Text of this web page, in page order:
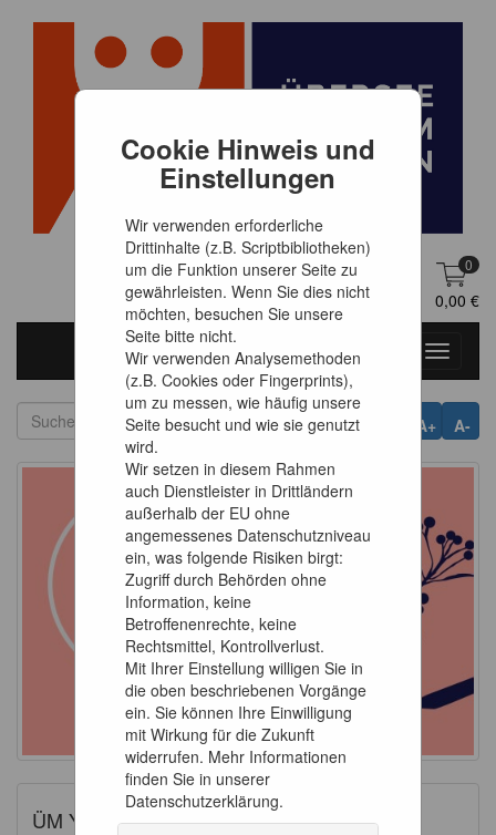
Cookie Hinweis und
Einstellungen
Wir verwenden erforderliche
Drittinhalte (z.B. Scriptbibliotheken)
um die Funktion unserer Seite zu
gewährleisten. Wenn Sie dies nicht
möchten, besuchen Sie unsere
Seite bitte nicht.
Wir verwenden Analysemethoden
(z.B. Cookies oder Fingerprints),
um zu messen, wie häufig unsere
Seite besucht und wie sie genutzt
wird.
Wir setzen in diesem Rahmen
auch Dienstleister in Drittländern
außerhalb der EU ohne
angemessenes Datenschutzniveau
ein, was folgende Risiken birgt:
Zugriff durch Behörden ohne
Information, keine
Betroffenenrechte, keine
Rechtsmittel, Kontrollverlust.
Mit Ihrer Einstellung willigen Sie in
die oben beschriebenen Vorgänge
ein. Sie können Ihre Einwilligung
mit Wirkung für die Zukunft
widerrufen. Mehr Informationen
finden Sie in unserer
Datenschutzerklärung.
DE Anmelden
0
0,00 €
Toggle
A-
A+
ÜM Yoga und Meditation